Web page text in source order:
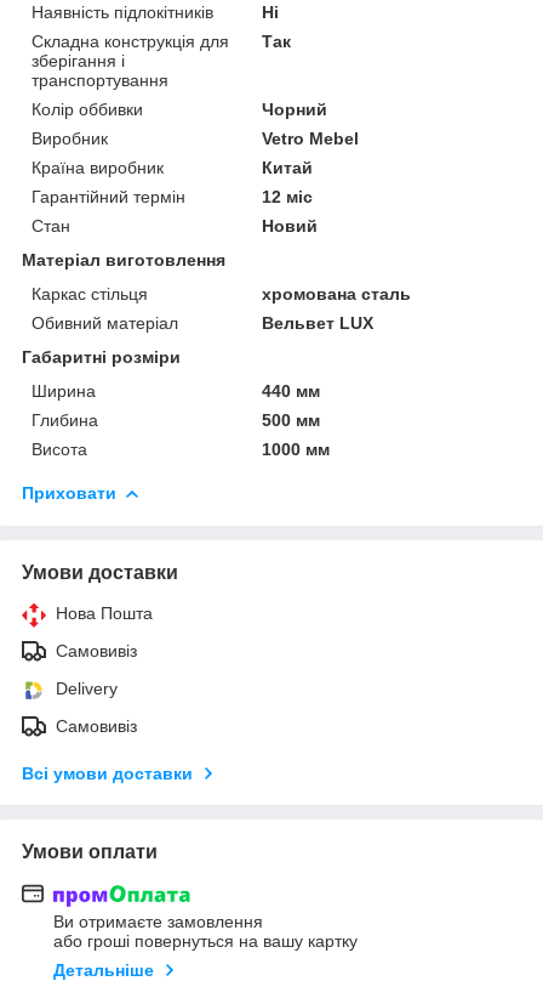
Наявність підлокітників
Ні
Складна конструкція для
зберігання і
транспортування
Так
Колір оббивки
Чорний
Виробник
Vetro Mebel
Країна виробник
Китай
Гарантійний термін
12 міс
Стан
Новий
Матеріал виготовлення
Каркас стільця
хромована сталь
Обивний матеріал
Вельвет LUX
Габаритні розміри
Ширина
440 мм
Глибина
500 мм
Висота
1000 мм
Приховати
Умови доставки
Нова Пошта
Самовивіз
Delivery
Самовивіз
Всі умови доставки
Умови оплати
Ви отримаєте замовлення
або гроші повернуться на вашу картку
Детальніше